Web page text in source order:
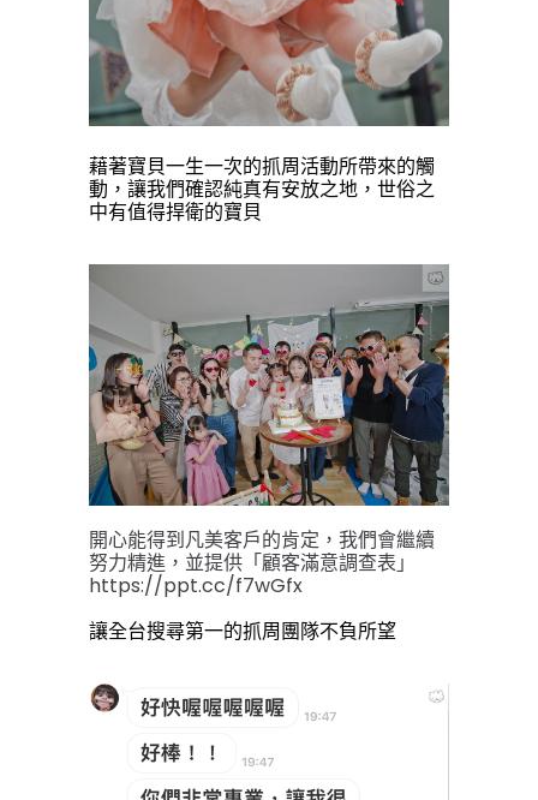
藉著寶貝一生一次的抓周活動所帶來的觸
動， 讓我們確認純真有安放之地， 世俗之
中有值得捍衛的寶貝
開心能得到凡美客戶的肯定，我們會繼續
努力精進，並提供 「顧客滿意調查表」
https://ppt.cc/f7wGfx
讓全台搜尋第一的抓周團隊不負所望